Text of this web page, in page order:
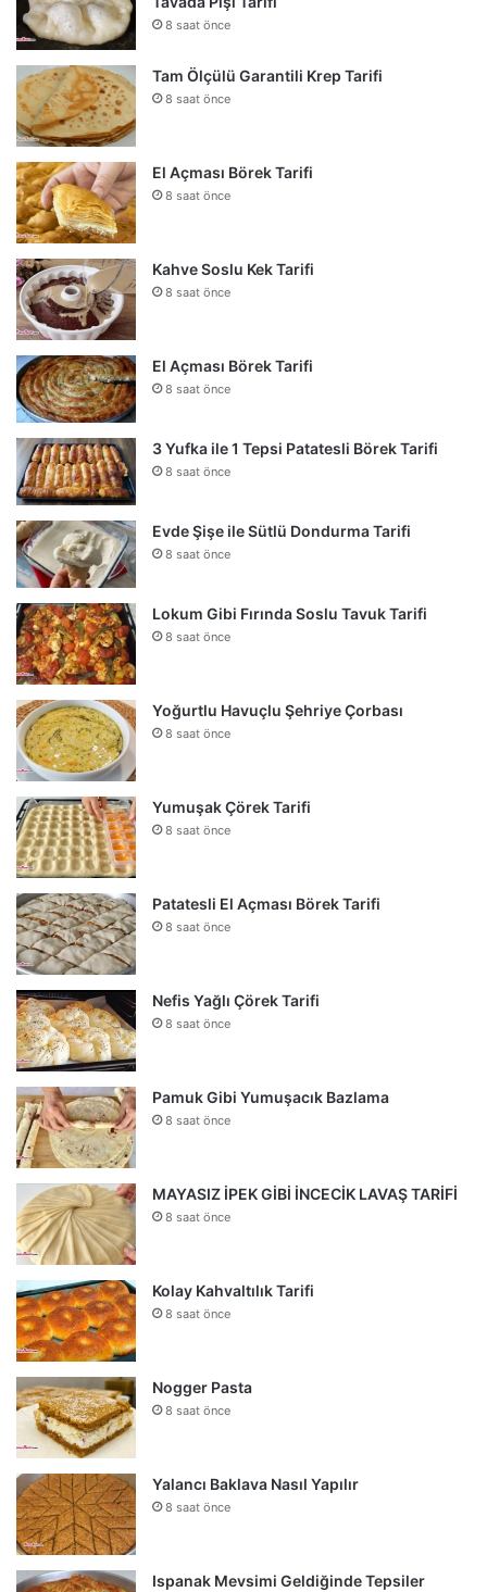
8 saat önce
Tam Ölçülü Garantili Krep Tarifi
8 saat önce
El Açması Börek Tarifi
8 saat önce
Kahve Soslu Kek Tarifi
8 saat önce
El Açması Börek Tarifi
8 saat önce
3 Yufka ile 1 Tepsi Patatesli Börek Tarifi
8 saat önce
Evde Şişe ile Sütlü Dondurma Tarifi
8 saat önce
Lokum Gibi Fırında Soslu Tavuk Tarifi
8 saat önce
Yoğurtlu Havuçlu Şehriye Çorbası
8 saat önce
Yumuşak Çörek Tarifi
8 saat önce
Patatesli El Açması Börek Tarifi
8 saat önce
Nefis Yağlı Çörek Tarifi
8 saat önce
Pamuk Gibi Yumuşacık Bazlama
8 saat önce
MAYASIZ İPEK GİBİ İNCECİK LAVAŞ TARİFİ
8 saat önce
Kolay Kahvaltılık Tarifi
8 saat önce
Nogger Pasta
8 saat önce
Yalancı Baklava Nasıl Yapılır
8 saat önce
Ispanak Mevsimi Geldiğinde Tepsiler